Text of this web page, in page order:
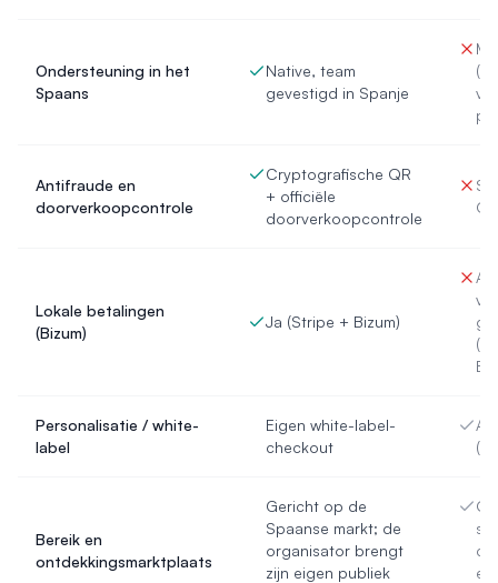
Ondersteuning in het
Spaans
Native, team
gevestigd in Spanje
Antifraude en
doorverkoopcontrole
Cryptografische QR
+ officiële
doorverkoopcontrole
QR
Lokale betalingen
(Bizum)
Ja (Stripe + Bizum)
Personalisatie / white-
label
Eigen white-label-
checkout
Bereik en
ontdekkingsmarktplaats
Gericht op de
Spaanse markt; de
organisator brengt
zijn eigen publiek
en